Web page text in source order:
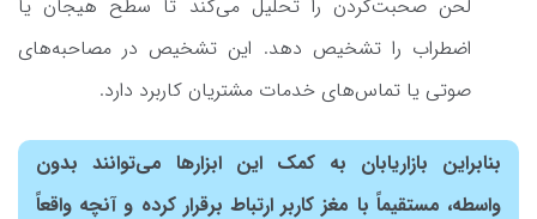
لحن صحبت‌کردن را تحلیل می‌کند تا سطح هیجان یا
اضطراب را تشخیص دهد. این تشخیص در مصاحبه‌های
صوتی یا تماس‌های خدمات مشتریان کاربرد دارد.
بنابراین بازاریابان به کمک این ابزارها می‌توانند بدون
واسطه، مستقیماً با مغز کاربر ارتباط برقرار کرده و آنچه واقعاً